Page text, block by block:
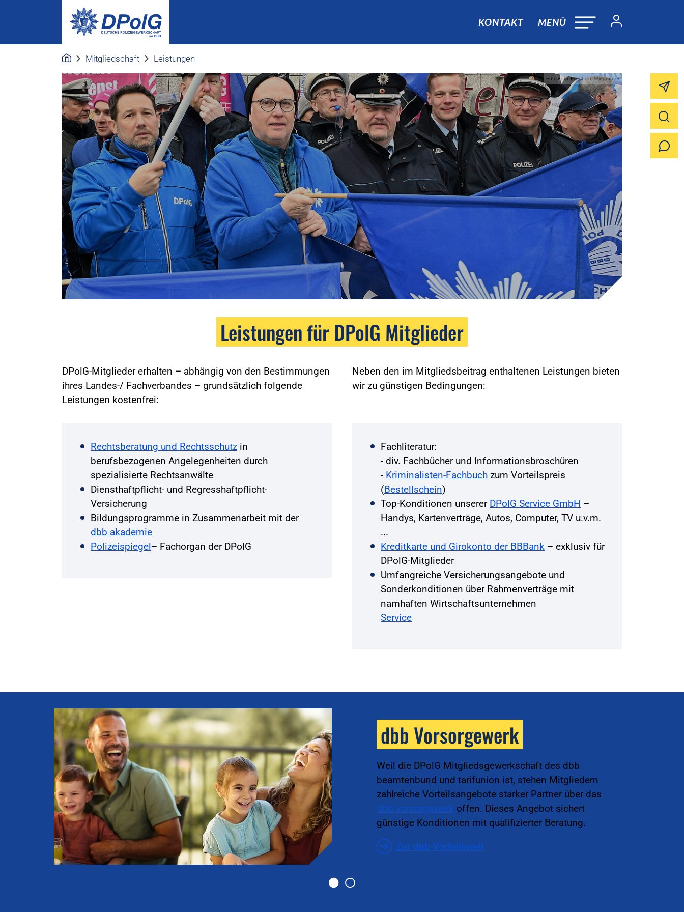
KONTAKT MENÜ
Mitgliedschaft Leistungen
Foto:Foto: Friedhelm Windmüller
Leistungen für DPolG Mitglieder
DPolG-Mitglieder erhalten – abhängig von den Bestimmungen
ihres Landes-/ Fachverbandes – grundsätzlich folgende
Leistungen kostenfrei:
Neben den im Mitgliedsbeitrag enthaltenen Leistungen bieten
wir zu günstigen Bedingungen:
Rechtsberatung und Rechtsschutz in
berufsbezogenen Angelegenheiten durch
spezialisierte Rechtsanwälte
Diensthaftpflicht- und Regresshaftpflicht-
Versicherung
Bildungsprogramme in Zusammenarbeit mit der
dbb akademie
Polizeispiegel– Fachorgan der DPolG
Fachliteratur:
- div. Fachbücher und Informationsbroschüren
- Kriminalisten-Fachbuch zum Vorteilspreis
(Bestellschein)
Top-Konditionen unserer DPolG Service GmbH –
Handys, Kartenverträge, Autos, Computer, TV u.v.m.
...
Kreditkarte und Girokonto der BBBank – exklusiv für
DPolG-Mitglieder
Umfangreiche Versicherungsangebote und
Sonderkonditionen über Rahmenverträge mit
namhaften Wirtschaftsunternehmen
Service
dbb Vorsorgewerk
Weil die DPolG Mitgliedsgewerkschaft des dbb
beamtenbund und tarifunion ist, stehen Mitgliedern
zahlreiche Vorteilsangebote starker Partner über das
dbb vorsorgewerk
offen. Dieses Angebot sichert
günstige Konditionen mit qualifizierter Beratung.
Zur dbb Vorteilswelt